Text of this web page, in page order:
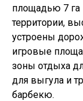
площадью 7 га
территории,
устроены
игровые
зоны отдыха
для выгула и
барбекю.